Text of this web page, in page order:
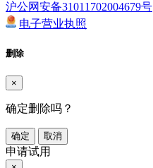
沪公网安备31011702004679号
电子营业执照
删除
×
确定删除吗？
确定 取消
申请试用